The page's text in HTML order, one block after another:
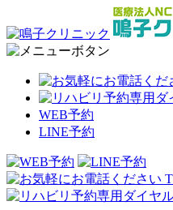
WEB予約
LINE予約